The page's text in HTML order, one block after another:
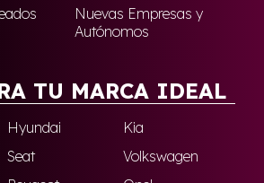
Nuevas Empresas y
Autónomos
TU MARCA IDEAL
Hyundai
Kia
Seat
Volkswagen